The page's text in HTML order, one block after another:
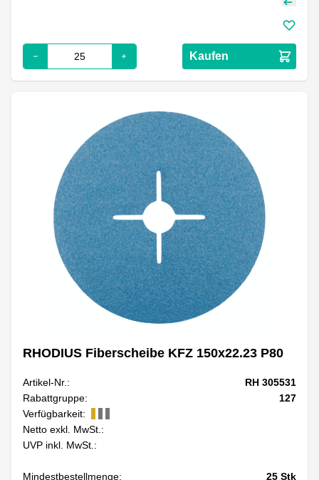
Kaufen
RHODIUS Fiberscheibe KFZ 150x22.23 P80
Artikel-Nr.:
RH 305531
Rabattgruppe:
127
Verfügbarkeit:
Netto exkl. MwSt.:
UVP inkl. MwSt.:
Mindestbestellmenge: 25 Stk